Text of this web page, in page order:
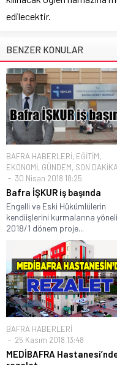
edilecektir.
BENZER KONULAR
BAFRA HABERLERİ, EĞİTİM,
EKONOMİ, GÜNDEM, SON DAKİKA
30 Nisan 2018 18:25
Bafra İŞKUR iş başında
Engelli ve Eski Hükümlülerin
kendiişlerini kurmalarına
2018/1 dönem proje...
BAFRA HABERLERİ
25 Kasım 2018 13:48
MEDİBAFRA